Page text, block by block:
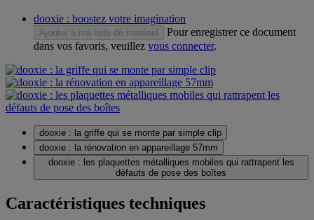
dooxie : boostez votre imagination
Ajouter à ma liste de matériel
Pour enregistrer ce document
dans vos favoris, veuillez vous connecter.
dooxie : la griffe qui se monte par simple clip
dooxie : la rénovation en appareillage 57mm
dooxie : les plaquettes métalliques mobiles qui rattrapent les
défauts de pose des boîtes
Caractéristiques techniques